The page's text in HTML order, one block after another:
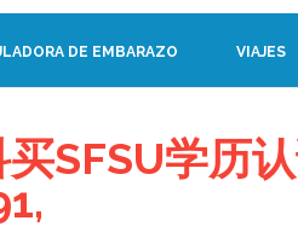
DE EMBARAZO VIAJES
SFSU学历